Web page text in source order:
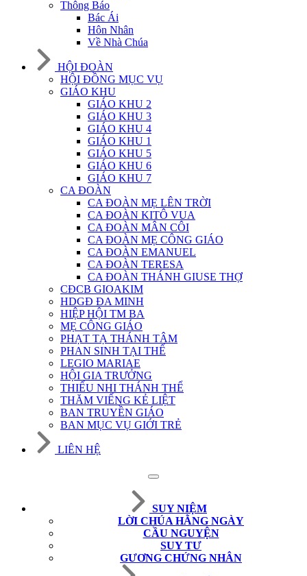
Thông Báo
Bác Ái
Hôn Nhân
Về Nhà Chúa
HỘI ĐOÀN
HỘI ĐỒNG MỤC VỤ
GIÁO KHU
GIÁO KHU 2
GIÁO KHU 3
GIÁO KHU 4
GIÁO KHU 1
GIÁO KHU 5
GIÁO KHU 6
GIÁO KHU 7
CA ĐOÀN
CA ĐOÀN MẸ LÊN TRỜI
CA ĐOÀN KITÔ VUA
CA ĐOÀN MÂN CÔI
CA ĐOÀN MẸ CÔNG GIÁO
CA ĐOÀN EMANUEL
CA ĐOÀN TERESA
CA ĐOÀN THÁNH GIUSE THỢ
CĐCB GIOAKIM
HDGĐ ĐA MINH
HIỆP HỘI TM BA
MẸ CÔNG GIÁO
PHẠT TẠ THÁNH TÂM
PHAN SINH TẠI THẾ
LEGIO MARIAE
HỘI GIA TRƯỞNG
THIẾU NHI THÁNH THỂ
THĂM VIẾNG KẺ LIỆT
BAN TRUYỀN GIÁO
BAN MỤC VỤ GIỚI TRẺ
LIÊN HỆ
SUY NIỆM
LỜI CHÚA HẰNG NGÀY
CẦU NGUYỆN
SUY TƯ
GƯƠNG CHỨNG NHÂN